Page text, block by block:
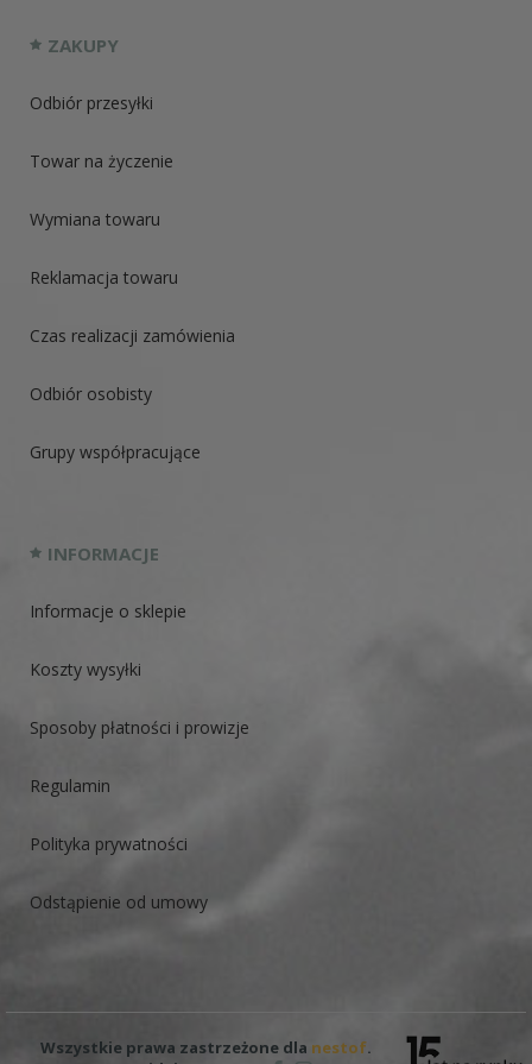
ZAKUPY
Odbiór przesyłki
Towar na życzenie
Wymiana towaru
Reklamacja towaru
Czas realizacji zamówienia
Odbiór osobisty
Grupy współpracujące
INFORMACJE
Informacje o sklepie
Koszty wysyłki
Sposoby płatności i prowizje
Regulamin
Polityka prywatności
Odstąpienie od umowy
Wszystkie prawa zastrzeżone dla nestof.